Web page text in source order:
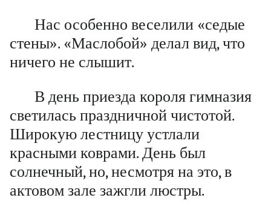
Нас особенно веселили «седые
стены». «Маслобой» делал вид, что
ничего не слышит.
В день приезда короля гимназия
светилась праздничной чистотой.
Широкую лестницу устлали
красными коврами. День был
солнечный, но, несмотря на это, в
актовом зале зажгли люстры.